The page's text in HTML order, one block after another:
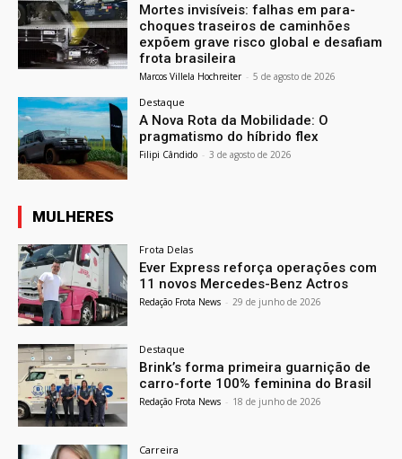
Mortes invisíveis: falhas em para-
choques traseiros de caminhões
expõem grave risco global e desafiam
frota brasileira
Marcos Villela Hochreiter - 5 de agosto de 2026
Destaque
A Nova Rota da Mobilidade: O
pragmatismo do híbrido flex
Filipi Cândido - 3 de agosto de 2026
MULHERES
Frota Delas
Ever Express reforça operações com
11 novos Mercedes-Benz Actros
Redação Frota News - 29 de junho de 2026
Destaque
Brink’s forma primeira guarnição de
carro-forte 100% feminina do Brasil
Redação Frota News - 18 de junho de 2026
Carreira